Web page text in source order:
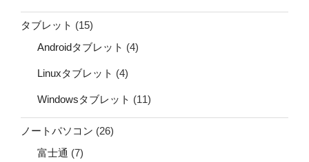
タブレット (15)
Androidタブレット (4)
Linuxタブレット (4)
Windowsタブレット (11)
ノートパソコン (26)
富士通 (7)